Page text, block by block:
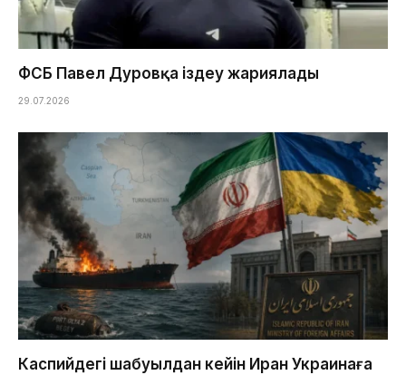
ФСБ Павел Дуровқа іздеу жариялады
29.07.2026
Каспийдегі шабуылдан кейін Иран Украинаға